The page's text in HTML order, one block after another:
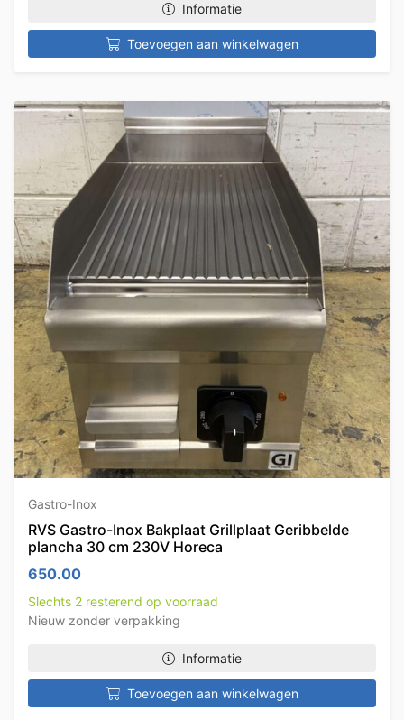
Informatie
Toevoegen aan winkelwagen
Gastro-Inox
RVS Gastro-Inox Bakplaat Grillplaat Geribbelde
plancha 30 cm 230V Horeca
650.00
Slechts 2 resterend op voorraad
Nieuw zonder verpakking
Informatie
Toevoegen aan winkelwagen